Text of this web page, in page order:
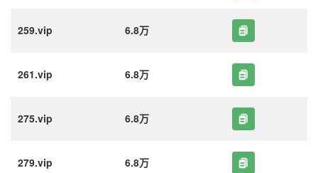
259.vip 6.8万
261.vip 6.8万
275.vip 6.8万
279.vip 6.8万